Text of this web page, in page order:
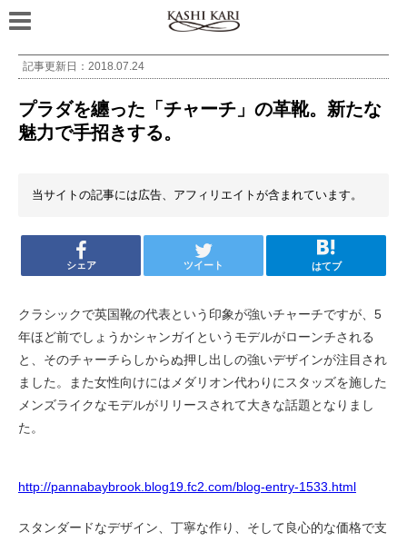
記事更新日： 2018.07.24
プラダを纏った「チャーチ」の革靴。新たな
魅力で手招きする。
当サイトの記事には広告、アフィリエイトが含まれています。
シェア ツイート はてブ
クラシックで英国靴の代表という印象が強いチャーチですが、5
年ほど前でしょうかシャンガイというモデルがローンチされる
と、そのチャーチらしからぬ押し出しの強いデザインが注目され
ました。また女性向けにはメダリオン代わりにスタッズを施した
メンズライクなモデルがリリースされて大きな話題となりまし
た。
http://pannabaybrook.blog19.fc2.com/blog-entry-1533.html
スタンダードなデザイン、丁寧な作り、そして良心的な価格で支